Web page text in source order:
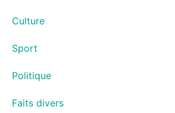
Culture
Sport
Politique
Faits divers